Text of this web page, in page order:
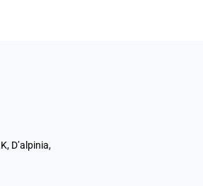
D’alpinia,